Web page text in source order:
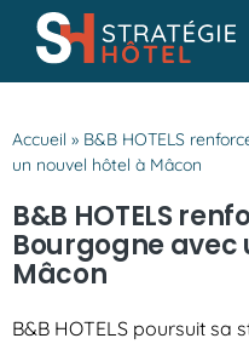
Passer
contenu
Analyses & conseils
Partenaires
Missions SH
Accueil » B&B HOTELS
un nouvel hôtel à Mâcon
B&B HOTELS
Bourgogne avec
Mâcon
B&B HOTELS poursuit sa